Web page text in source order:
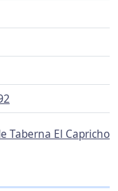
Taberna El Capricho